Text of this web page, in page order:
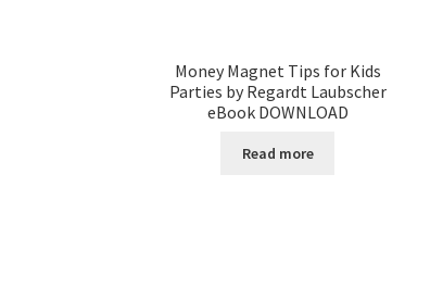
Money Magnet Tips for Kids
Parties by Regardt Laubscher
eBook DOWNLOAD
Read more